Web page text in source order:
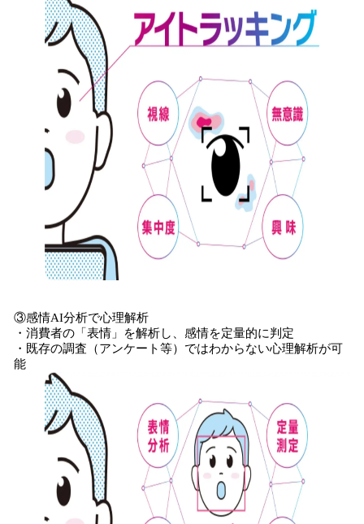
③感情AI分析で心理解析
・消費者の「表情」を解析し、感情を定量的に判定
・既存の調査（アンケート等）ではわからない心理解析が可
能